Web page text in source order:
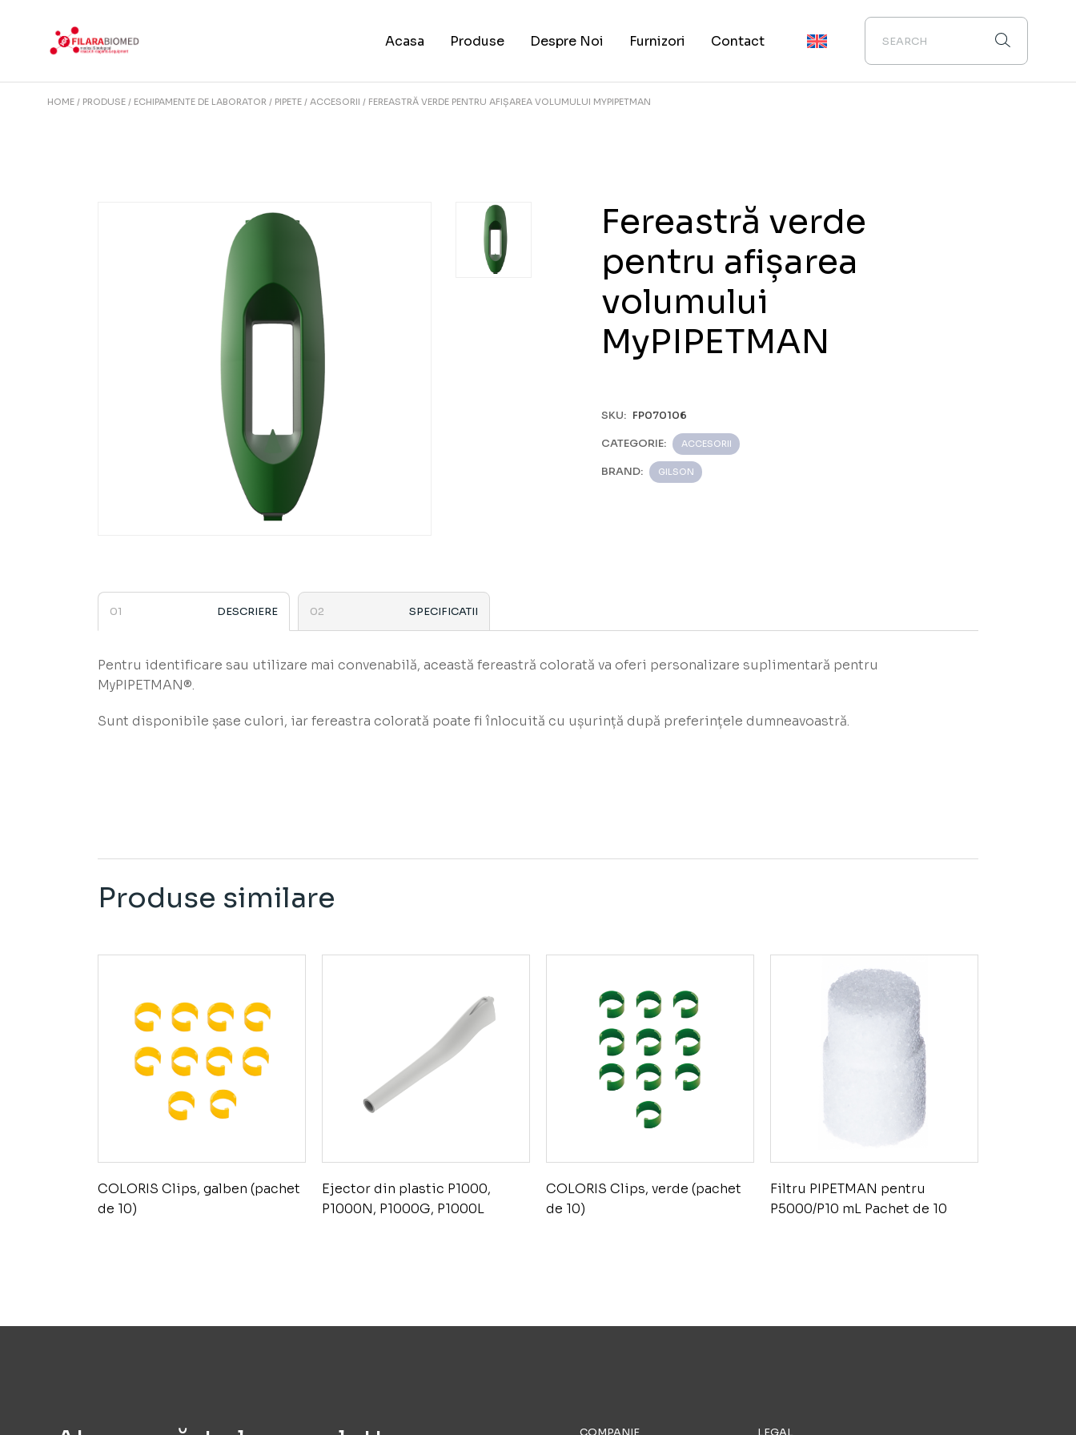
Acasa Produse Despre Noi Furnizori Contact
HOME PRODUSE ECHIPAMENTE DE LABORATOR PIPETE ACCESORII FEREASTRĂ VERDE PENTRU AFIȘAREA VOLUMULUI MYPIPETMAN
Fereastră verde
pentru afișarea
volumului
MyPIPETMAN
SKU: FP070106
CATEGORIE: ACCESORII
BRAND: GILSON
DESCRIERE SPECIFICATII
Pentru identificare sau utilizare mai convenabilă, această fereastră colorată va oferi personalizare suplimentară pentru
MyPIPETMAN®.
Sunt disponibile șase culori, iar fereastra colorată poate fi înlocuită cu ușurință după preferințele dumneavoastră.
Produse similare
COLORIS Clips, galben (pachet
de 10)
Ejector din plastic P1000,
P1000N, P1000G, P1000L
COLORIS Clips, verde (pachet
de 10)
Filtru PIPETMAN pentru
P5000/P10 mL Pachet de 10
COMPANIE LEGAL